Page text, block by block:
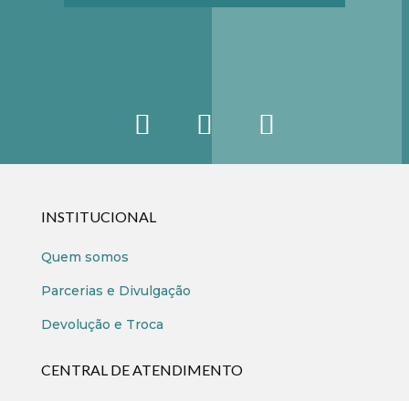
INSTITUCIONAL
Quem somos
Parcerias e Divulgação
Devolução e Troca
CENTRAL DE ATENDIMENTO